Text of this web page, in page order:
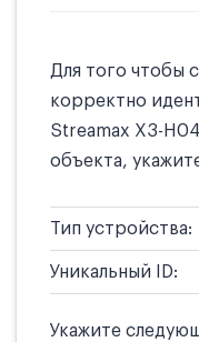
Для того чтобы
корректно
Streamax X3-
объекта,
Тип устройства:
Уникальный ID:
Укажите